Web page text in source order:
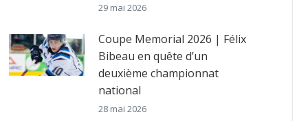
29 mai 2026
Coupe Memorial 2026 | Félix
Bibeau en quête d’un
deuxième championnat
national
28 mai 2026